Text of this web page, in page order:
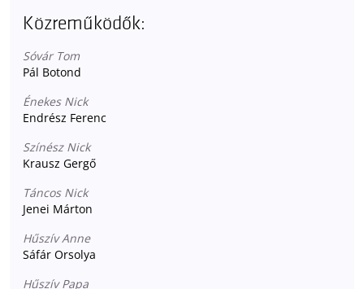
Közreműködők:
Sóvár Tom
Pál Botond
Énekes Nick
Endrész Ferenc
Színész Nick
Krausz Gergő
Táncos Nick
Jenei Márton
Hűszív Anne
Sáfár Orsolya
Hűszív Papa